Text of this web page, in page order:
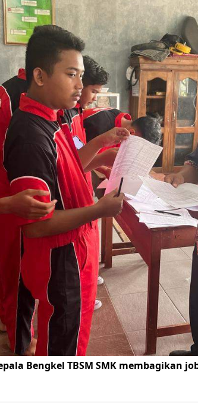
Bengkel TBSM SMK membagikan